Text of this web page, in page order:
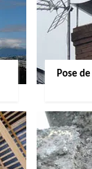
Pose